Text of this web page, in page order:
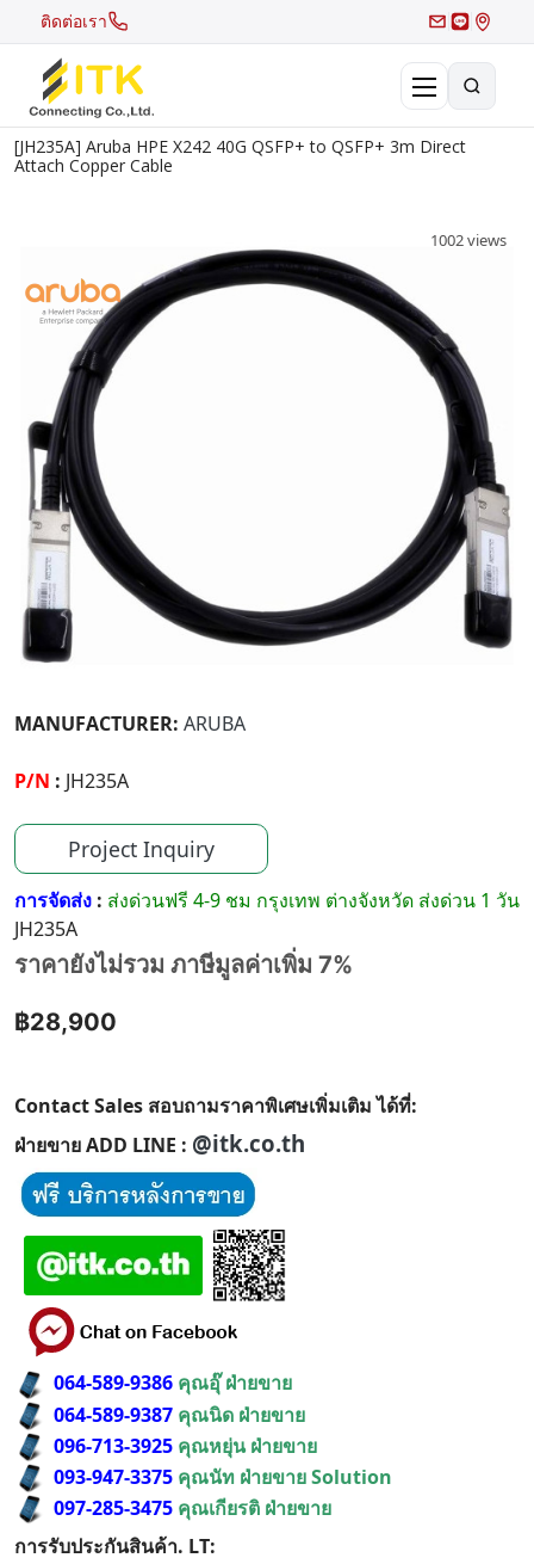
ติดต่อเรา
Hot Search
[JH235A] Aruba HPE X242 40G QSFP+ to QSFP+ 3m Direct
Attach Copper Cable
1002 views
MANUFACTURER: ARUBA
P/N : JH235A
Project Inquiry
การจัดส่ง : ส่งด่วนฟรี 4-9 ชม กรุงเทพ ต่างจังหวัด ส่งด่วน 1 วัน
JH235A
ราคายังไม่รวม ภาษีมูลค่าเพิ่ม 7%
฿28,900
Contact Sales สอบถามราคาพิเศษเพิ่มเติม ได้ที่:
ฝ่ายขาย ADD LINE : @itk.co.th
064-589-9386 คุณอุ๊ ฝ่ายขาย
064-589-9387 คุณนิด ฝ่ายขาย
096-713-3925 คุณหยุ่น ฝ่ายขาย
093-947-3375 คุณนัท ฝ่ายขาย Solution
097-285-3475 คุณเกียรติ ฝ่ายขาย
การรับประกันสินค้า. LT: